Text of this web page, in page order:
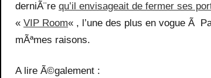
derniÃ¨re qu’il envisageait de fermer ses
« VIP Room« , l’une des plus en vogue Ã
mÃªmes raisons.
A lire Ã©galement :